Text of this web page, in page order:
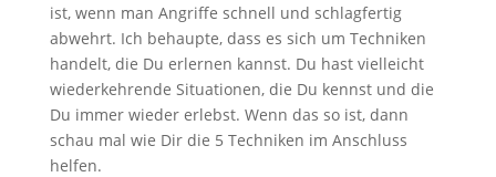
ist, wenn man Angriffe schnell und schlagfertig
abwehrt. Ich behaupte, dass es sich um Techniken
handelt, die Du erlernen kannst. Du hast vielleicht
wiederkehrende Situationen, die Du kennst und die
Du immer wieder erlebst. Wenn das so ist, dann
schau mal wie Dir die 5 Techniken im Anschluss
helfen.